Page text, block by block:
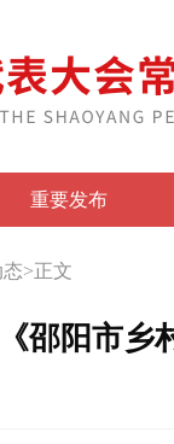
重要发布
>正文
《邵阳市